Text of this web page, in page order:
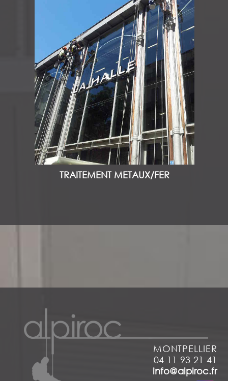
TRAITEMENT METAUX/FER
MONTPELLIER
04 11 93 21 41
info@alpiroc.fr